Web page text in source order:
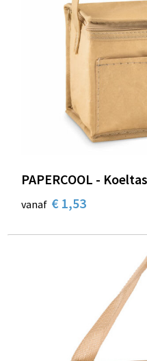
PAPERCOOL -
vanaf € 1,53